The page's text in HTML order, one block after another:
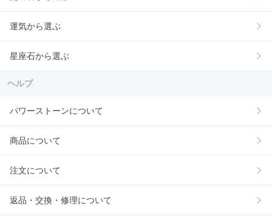
運気から選ぶ
星座石から選ぶ
ヘルプ
パワーストーンについて
商品について
注文について
返品・交換・修理について